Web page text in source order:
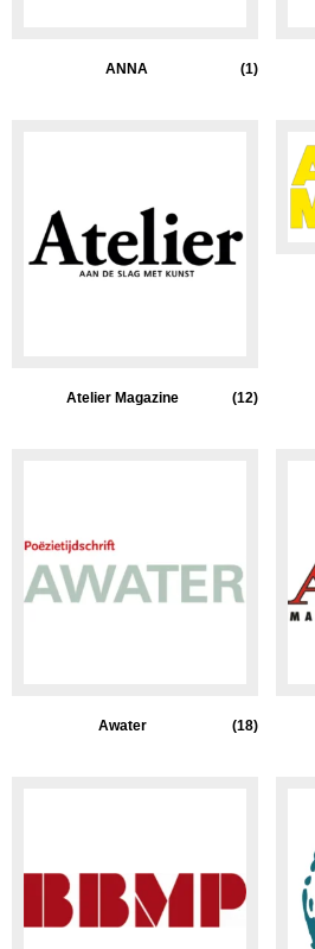
ANNA (1)
Atelier Magazine (12)
Awater (18)